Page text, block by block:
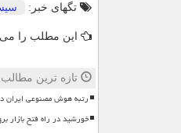
تگهای خبر:
این مطلب را می
تازه ترین
رتبه هوش مصنوعی ایران در
خورشید در راه فتح بازار